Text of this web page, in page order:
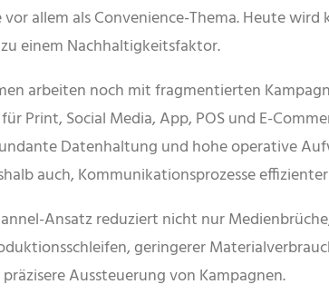
allem als Convenience-Thema. Heute
einem Nachhaltigkeitsfaktor.
arbeiten noch mit fragmentierten
Print, Social Media, App, POS und E-
Datenhaltung und hohe operative
auch, Kommunikationsprozesse
Ansatz reduziert nicht nur
geringerer
Aussteuerung von Kampagnen.